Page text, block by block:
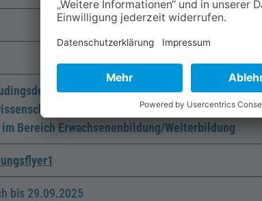
Lehrbeauftragte, an der Universität
im Bereich Erwachsenenbildung/Weiterbildung
bis 29.09.2025